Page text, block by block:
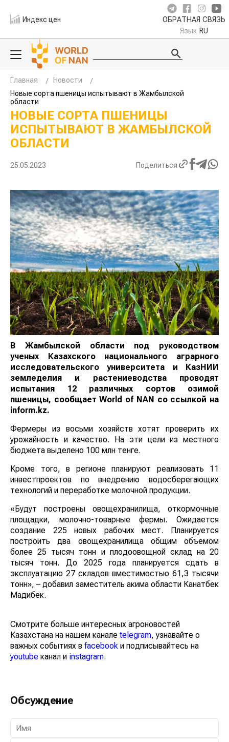
Индекс цен ОБРАТНАЯ СВЯЗЬ
Язык RU
Главная
Новости
Новые сорта пшеницы испытывают в Жамбылской
области
НОВЫЕ СОРТА ПШЕНИЦЫ
ИСПЫТЫВАЮТ В ЖАМБЫЛСКОЙ
ОБЛАСТИ
25.05.2023 Поделиться
В Жамбылской области под руководством
ученых Казахского национального аграрного
исследовательского университета и КазНИИ
земледелия и растениеводства проводят
испытания 12 различных сортов озимой
пшеницы, сообщаетWorld of NAN со ссылкой на
inform.kz.
Фермеры из восьми хозяйств хотят проверить их
урожайность и качество. На эти цели из местного
бюджета выделено 100 млн тенге.
Кроме того, в регионе планируют реализовать 11
инвестпроектов по внедрению водосберегающих
технологий и переработке молочной продукции.
«Будут построены овощехранилища, откормочные
площадки, молочно-товарные фермы. Ожидается
создание 225 новых рабочих мест. Планируется
построить два овощехранилища общим объемом
более 25 тысяч тонн и плодоовощной склад на 20
тысяч тонн. До 2025 года планируется сдать в
эксплуатацию 27 складов вместимостью 61,3 тысячи
тонн», – добавил заместитель акима области Канатбек
Мадибек.
Смотрите больше интересных агроновостей
Казахстана на нашем канале telegram, узнавайте о
важных событиях в facebook и подписывайтесь на
youtube канал и instagram.
Обсуждение